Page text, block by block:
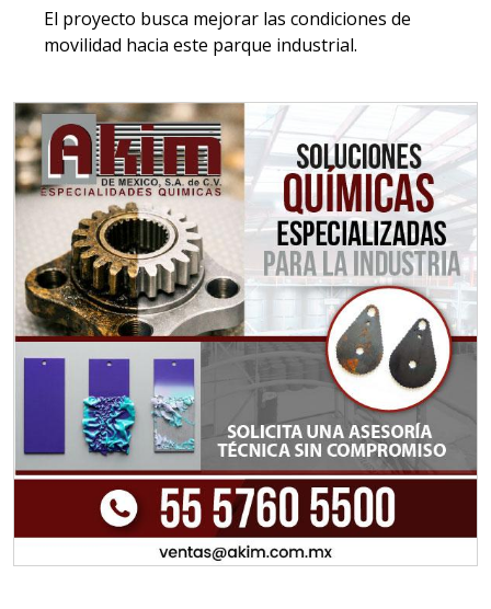
El proyecto busca mejorar las condiciones de
movilidad hacia este parque industrial.